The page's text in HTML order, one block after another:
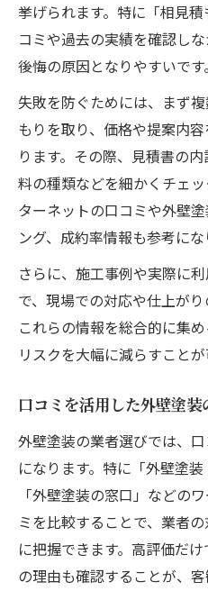
塗料選びで後悔しない
外壁塗装で選ばれ
日本三大メーカー
外壁塗装の塗料ご
業者提案の外壁塗
視点
外壁塗装塗料の価
外壁塗装の口コミと比
ント
ポータルサイト掲
較
術
外壁塗装の口コミ
外壁塗装見積もり
報
ポータルサイト利用時
外壁塗装ポータル
意
挙げられます。特に「相見
コミや過去の実績を確認し
後悔の原因となりやすいです。
失敗を防ぐためには、まず
もりを取り、価格や提案内
ります。その際、見積書の
料の種類などを細かくチェ
ターネットの口コミや外壁
ング、成約率情報も参考にな
さらに、施工事例や実際に
で、現場での対応や仕上がり
これらの情報を総合的に集
リスクを大幅に減らすことが
口コミを活用した外壁塗装
外壁塗装の業者選びでは、
になります。特に「外壁塗
「外壁塗装の窓口」などの
ミを比較することで、業者
に把握できます。高評価だ
の理由も確認することが、